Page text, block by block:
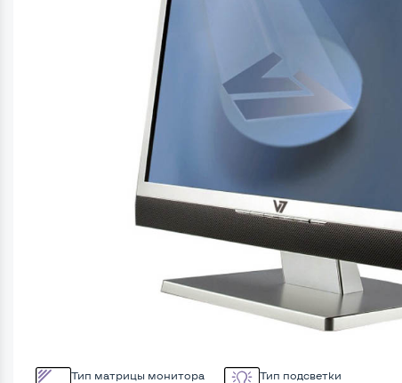
Тип матрицы монитора
Тип подсветки